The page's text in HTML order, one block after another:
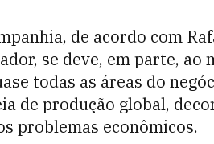
de acordo com
se deve, em parte,
todas as áreas do
de produção global,
problemas econômicos.